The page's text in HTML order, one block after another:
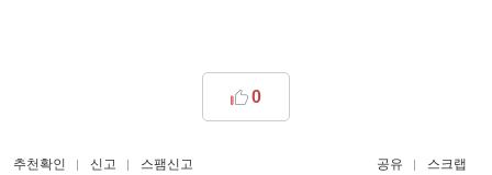
0
추천확인 신고 스팸신고 공유 스크랩